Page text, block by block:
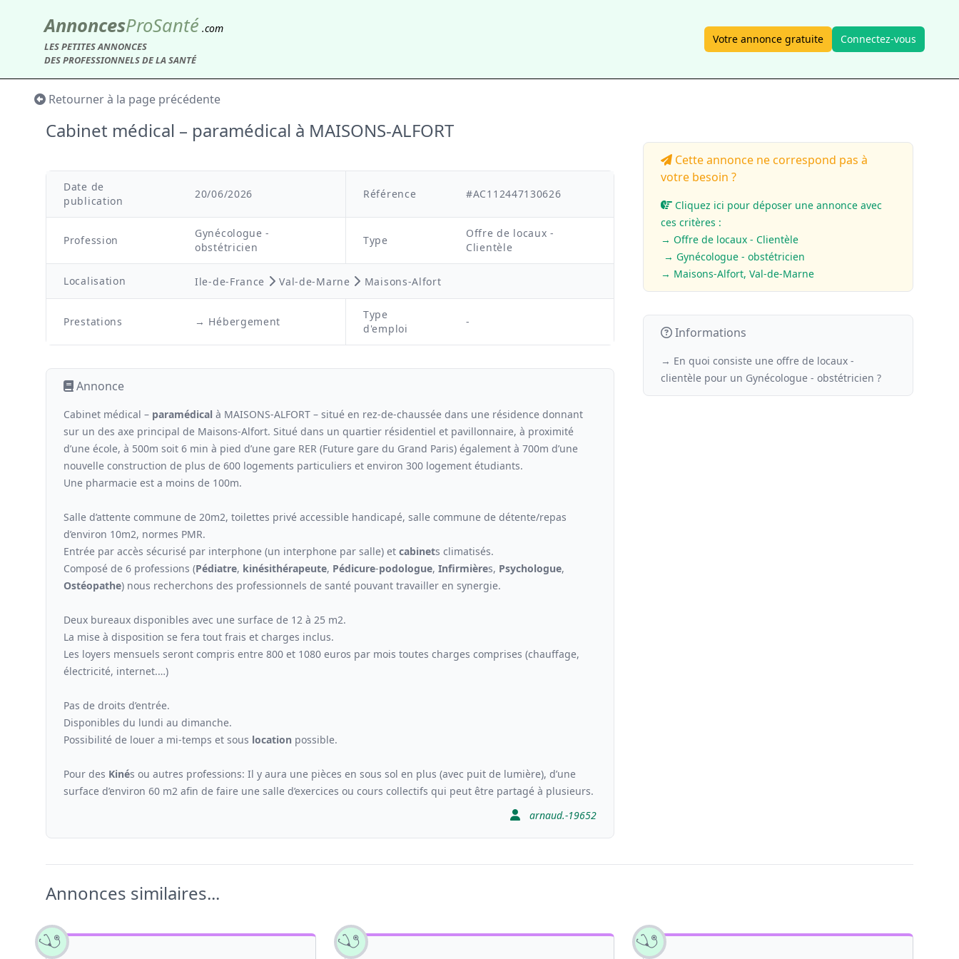
AnnoncesProSanté .com
LES PETITES ANNONCES
DES PROFESSIONNELS DE LA SANTÉ
Votre annonce gratuite Connectez-vous
Retourner à la page précédente
Cabinet médical – paramédical à MAISONS-ALFORT
Date de
publication
20/06/2026 Référence #AC112447130626
Profession
Gynécologue -
obstétricien
Type
Offre de locaux -
Clientèle
Localisation Ile-de-France Val-de-Marne Maisons-Alfort
Prestations → Hébergement
Type
d'emploi
-
Annonce
Cabinet médical – paramédical à MAISONS-ALFORT – situé en rez-de-chaussée dans une résidence donnant
sur un des axe principal de Maisons-Alfort. Situé dans un quartier résidentiel et pavillonnaire, à proximité
d’une école, à 500m soit 6 min à pied d’une gare RER (Future gare du Grand Paris) également à 700m d’une
nouvelle construction de plus de 600 logements particuliers et environ 300 logement étudiants.
Une pharmacie est a moins de 100m.
Salle d’attente commune de 20m2, toilettes privé accessible handicapé, salle commune de détente/repas
d’environ 10m2, normes PMR.
Entrée par accès sécurisé par interphone (un interphone par salle) et cabinets climatisés.
Composé de 6 professions (Pédiatre, kinésithérapeute, Pédicure-podologue, Infirmières, Psychologue,
Ostéopathe) nous recherchons des professionnels de santé pouvant travailler en synergie.
Deux bureaux disponibles avec une surface de 12 à 25 m2.
La mise à disposition se fera tout frais et charges inclus.
Les loyers mensuels seront compris entre 800 et 1080 euros par mois toutes charges comprises (chauffage,
électricité, internet.…)
Pas de droits d’entrée.
Disponibles du lundi au dimanche.
Possibilité de louer a mi-temps et sous location possible.
Pour des Kinés ou autres professions: Il y aura une pièces en sous sol en plus (avec puit de lumière), d’une
surface d’environ 60 m2 afin de faire une salle d’exercices ou cours collectifs qui peut être partagé à plusieurs.
arnaud.-19652
Cette annonce ne correspond pas à
votre besoin ?
Cliquez ici pour déposer une annonce avec
ces critères :
→ Offre de locaux - Clientèle
→ Gynécologue - obstétricien
→ Maisons-Alfort, Val-de-Marne
Informations
→ En quoi consiste une offre de locaux -
clientèle pour un Gynécologue - obstétricien ?
Annonces similaires...